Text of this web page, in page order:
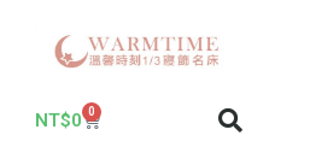
NT$0 0